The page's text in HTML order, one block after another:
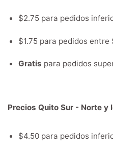
$2.75 para pedidos
$1.75 para pedidos entre
Gratis para pedidos
Precios Quito Sur - Norte y
$4.50 para pedidos